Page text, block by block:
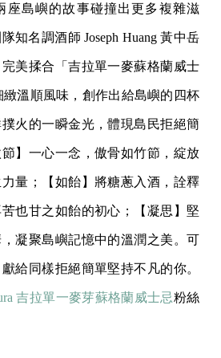
座島嶼的故事碰撞出更多複雜滋
知名調酒師 Joseph Huang 黃中岳
美揉合「吉拉單一麥蘇格蘭威士
緻溫順風味，創作出給島嶼的四杯
火的一瞬金光，體現島民拒絕簡
】一心一念，傲骨如竹節，綻放
量；【如飴】將糖蔥入酒，詮釋
也甘之如飴的初心；【凝思】堅
凝聚島嶼記憶中的溫潤之美。可
給同樣拒絕簡單堅持不凡的你。
吉拉單一麥芽蘇格蘭威士忌粉絲